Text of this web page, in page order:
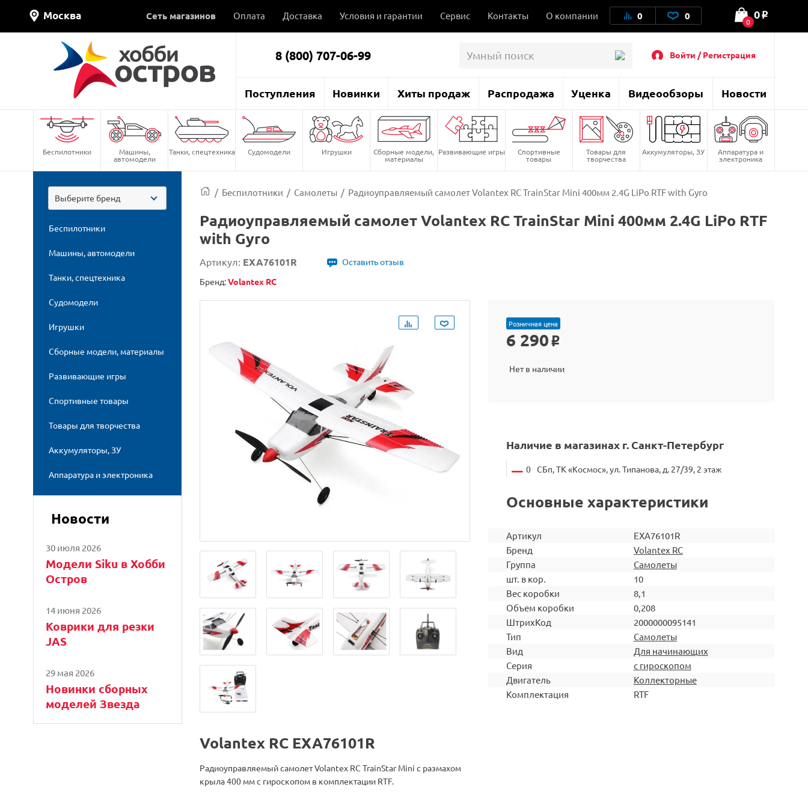
Москва Сеть магазинов Оплата Доставка Условия и гарантии Сервис Контакты О компании 0 0 0
0 o
8 (800) 707-06-99 Войти / Регистрация
Поступления Новинки Хиты продаж Распродажа Уценка Видеообзоры Новости
Беспилотники Машины,
автомодели
Танки, спецтехника Судомодели Игрушки Сборные модели,
материалы
Развивающие игры Спортивные
товары
Товары для
творчества
Аккумуляторы, ЗУ Аппаратура и
электроника
Выберите бренд
Беспилотники
Машины, автомодели
Танки, спецтехника
Судомодели
Игрушки
Сборные модели, материалы
Развивающие игры
Спортивные товары
Товары для творчества
Аккумуляторы, ЗУ
Аппаратура и электроника
Новости
30 июля 2026
Модели Siku в Хобби
Остров
14 июня 2026
Коврики для резки
JAS
29 мая 2026
Новинки сборных
моделей Звезда
/ Беспилотники / Самолеты / Радиоуправляемый самолет Volantex RC TrainStar Mini 400мм 2.4G LiPo RTF with Gyro
Радиоуправляемый самолет Volantex RC TrainStar Mini 400мм 2.4G LiPo RTF
with Gyro
Артикул: EXA76101R
Оставить отзыв
Бренд:Volantex RC
Volantex RC EXA76101R
Радиоуправляемый самолет Volantex RC TrainStar Mini с размахом
крыла 400 мм с гироскопом в комплектации RTF.
Розничная цена
6 290 o
Нет в наличии
Наличие в магазинах г. Санкт-Петербург
0 СБп, ТК «Космос», ул. Типанова, д. 27/39, 2 этаж
Основные характеристики
Артикул
EXA76101R
Бренд
Volantex RC
Группа
Самолеты
шт. в кор.
10
Вес коробки
8,1
Объем коробки
0,208
ШтрихКод
2000000095141
Тип
Самолеты
Вид
Для начинающих
Серия
с гироскопом
Двигатель
Коллекторные
Комплектация
RTF